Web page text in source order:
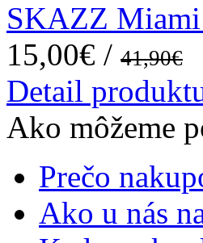
SKAZZ
15,00€ / 41,90€
Detail
Ako môžeme
Prečo
Ako u nás